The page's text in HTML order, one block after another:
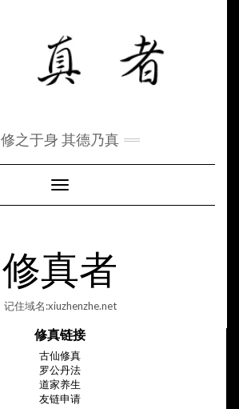
修之于身 其德乃真
Toggle Navigation
修真者
记住域名:xiuzhenzhe.net
修真链接
古仙修真
罗公丹法
道家养生
友链申请